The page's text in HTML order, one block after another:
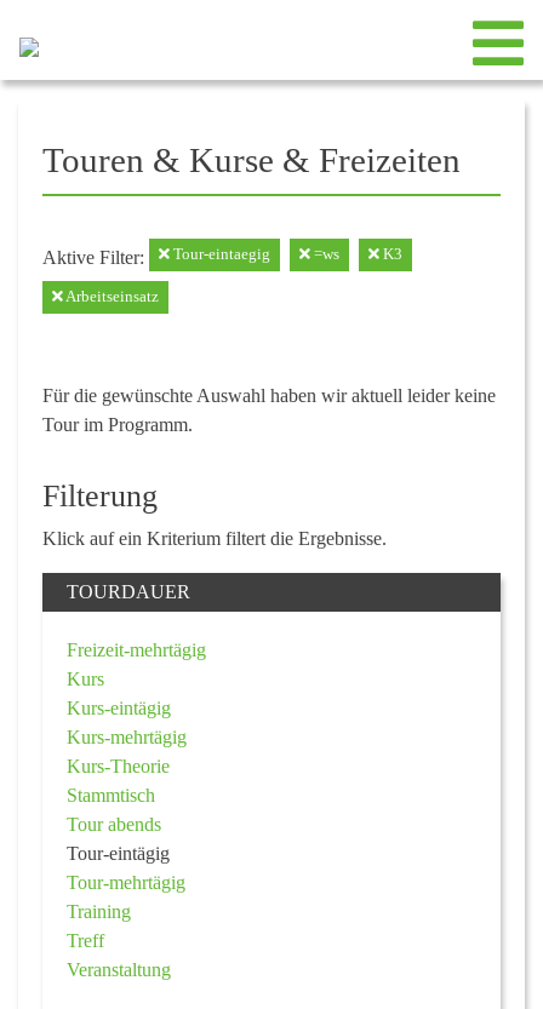
Touren & Kurse & Freizeiten
Aktive Filter: Tour-eintaegig =ws K3
Arbeitseinsatz
Für die gewünschte Auswahl haben wir aktuell leider keine
Tour im Programm.
Filterung
Klick auf ein Kriterium filtert die Ergebnisse.
TOURDAUER
Freizeit-mehrtägig
Kurs
Kurs-eintägig
Kurs-mehrtägig
Kurs-Theorie
Stammtisch
Tour abends
Tour-eintägig
Tour-mehrtägig
Training
Treff
Veranstaltung